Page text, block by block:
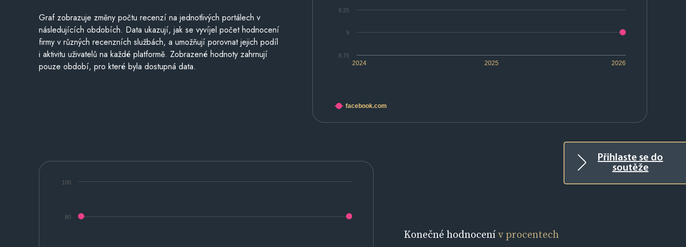
Přihlaste se do
soutěže
2024 2025 2026
8.75
9
9.25
facebook.com
Graf zobrazuje změny počtu recenzí na jednotlivých portálech v
následujících obdobích. Data ukazují, jak se vyvíjel počet hodnocení
firmy v různých recenzních službách, a umožňují porovnat jejich podíl
i aktivitu uživatelů na každé platformě. Zobrazené hodnoty zahrnují
pouze období, pro které byla dostupná data.
80
100
Konečné hodnocenív procentech